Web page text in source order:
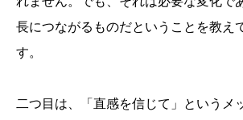
長につながるものだということを教え
す。
二つ目は、「直感を信じて」というメ